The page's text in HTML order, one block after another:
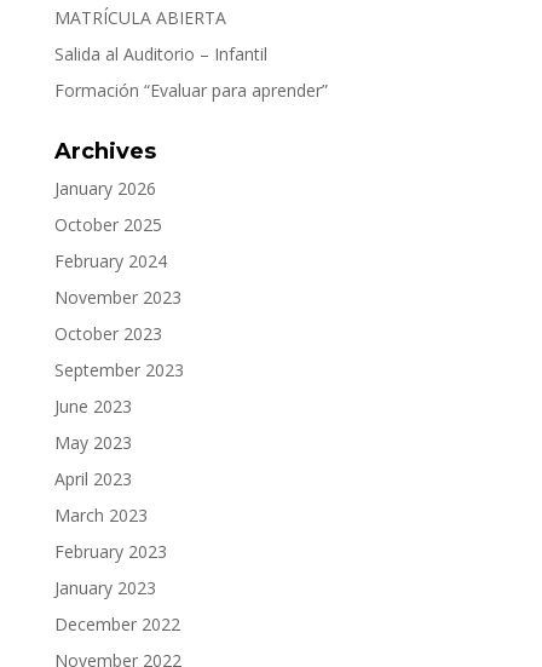
MATRÍCULA ABIERTA
Salida al Auditorio – Infantil
Formación “Evaluar para aprender”
Archives
January 2026
October 2025
February 2024
November 2023
October 2023
September 2023
June 2023
May 2023
April 2023
March 2023
February 2023
January 2023
December 2022
November 2022